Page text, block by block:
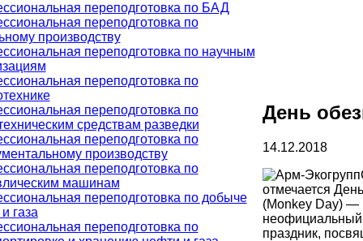
переподготовка по БАД
переподготовка по
производству
переподготовка по научным
переподготовка по
переподготовка по
средствам разведки
переподготовка по
производству
переподготовка по
машинам
переподготовка по добыче
газа
переподготовка по
День
14.12.2018
отмечается
(Monkey Day) —
неофициальный
праздник,